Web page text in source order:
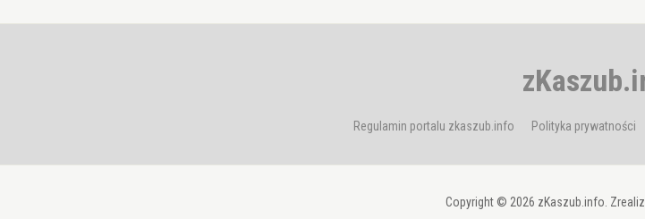
Regulamin portalu zkaszub.info Polityka prywatności
Copyright © 2026 zKaszub.info.